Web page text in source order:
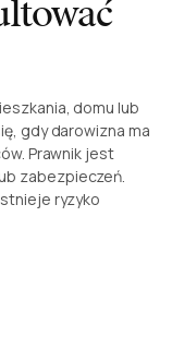
domu lub
gdy darowizna ma
Prawnik jest
zabezpieczeń.
ryzyko